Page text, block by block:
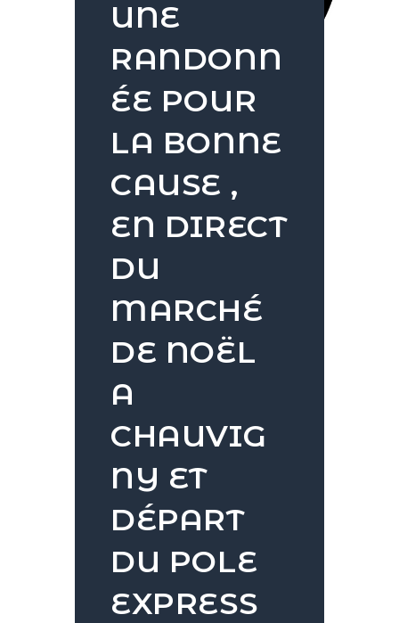
UNE
RANDONN
ÉE POUR
LA BONNE
CAUSE ,
EN DIRECT
DU
MARCHÉ
DE NOËL
A
CHAUVIG
NY ET
DÉPART
DU POLE
EXPRESS